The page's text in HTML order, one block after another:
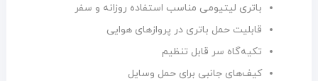
باتری لیتیومی مناسب استفاده روزانه و سفر
قابلیت حمل باتری در پروازهای هوایی
تکیه‌گاه سر قابل تنظیم
کیف‌های جانبی برای حمل وسایل